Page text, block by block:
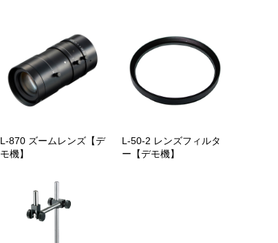
L-870 ズームレンズ【デ
モ機】
L-50-2 レンズフィルタ
ー【デモ機】